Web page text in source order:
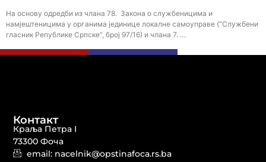
На основу одредби из члана 78. Закона о службеницима и
намјештеницима у органима јединице локалне самоуправе (“Службени
гласник Републике Српске”, број 97/16) и члана 7. …
Контакт
Краља Петра I
73300 Фоча
email: nacelnik@opstinafoca.rs.ba